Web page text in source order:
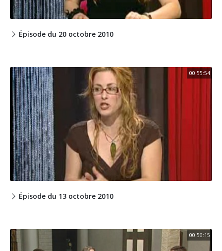
Épisode du 20 octobre 2010
00:55:54
Épisode du 13 octobre 2010
00:56:15